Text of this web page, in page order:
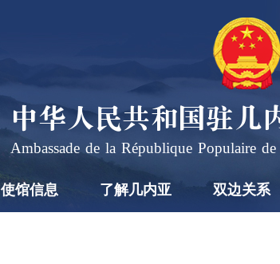
中华人民共和国驻几
Ambassade de la République Populaire
使馆信息 了解几内亚 双边关系